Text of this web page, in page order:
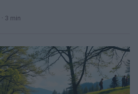
· 3 min